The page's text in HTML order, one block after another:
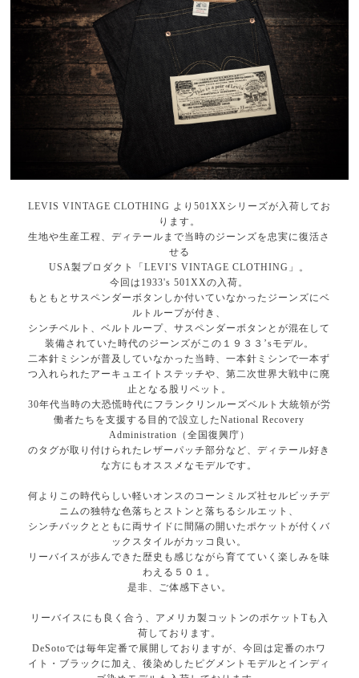
LEVIS VINTAGE CLOTHING より501XXシリーズが入荷してお
ります。
生地や生産工程、ディテールまで当時のジーンズを忠実に復活さ
せる
USA製プロダクト「LEVI'S VINTAGE CLOTHING」。
今回は1933's 501XXの入荷。
もともとサスペンダーボタンしか付いていなかったジーンズにベ
ルトループが付き、
シンチベルト、ベルトループ、サスペンダーボタンとが混在して
装備されていた時代のジーンズがこの１９３３’sモデル。
二本針ミシンが普及していなかった当時、一本針ミシンで一本ず
つ入れられたアーキュエイトステッチや、第二次世界大戦中に廃
止となる股リベット。
30年代当時の大恐慌時代にフランクリンルーズベルト大統領が労
働者たちを支援する目的で設立したNational Recovery
Administration（全国復興庁）
のタグが取り付けられたレザーパッチ部分など、ディテール好き
な方にもオススメなモデルです。
何よりこの時代らしい軽いオンスのコーンミルズ社セルビッチデ
ニムの独特な色落ちとストンと落ちるシルエット、
シンチバックとともに両サイドに間隔の開いたポケットが付くバ
ックスタイルがカッコ良い。
リーバイスが歩んできた歴史も感じながら育てていく楽しみを味
わえる５０１。
是非、ご体感下さい。
リーバイスにも良く合う、アメリカ製コットンのポケットTも入
荷しております。
DeSotoでは毎年定番で展開しておりますが、今回は定番のホワ
イト・ブラックに加え、後染めしたピグメントモデルとインディ